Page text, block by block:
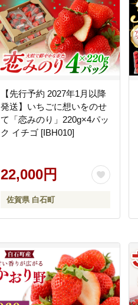
【先行予約 2027年1月以降
発送】いちごに想いをのせ
て「恋みのり」220g×4パッ
ク イチゴ [IBH010]
22,000円
佐賀県 白石町